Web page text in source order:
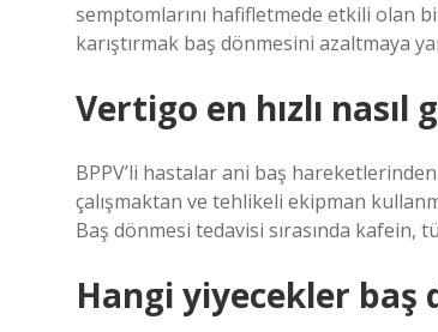
semptomlarını hafifletmede etkili olan
karıştırmak baş dönmesini azaltmaya
Vertigo en hızlı nasıl
BPPV’li hastalar ani baş
çalışmaktan ve tehlikeli ekipman
Baş dönmesi tedavisi sırasında
Hangi yiyecekler baş